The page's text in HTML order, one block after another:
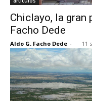
Chiclayo, la gran
Facho Dede
Aldo G. Facho Dede - 11